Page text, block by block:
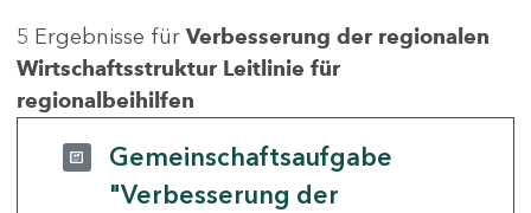
5 Ergebnisse für Verbesserung der regionalen
Wirtschaftsstruktur Leitlinie für
regionalbeihilfen
Gemeinschaftsaufgabe
"Verbesserung der